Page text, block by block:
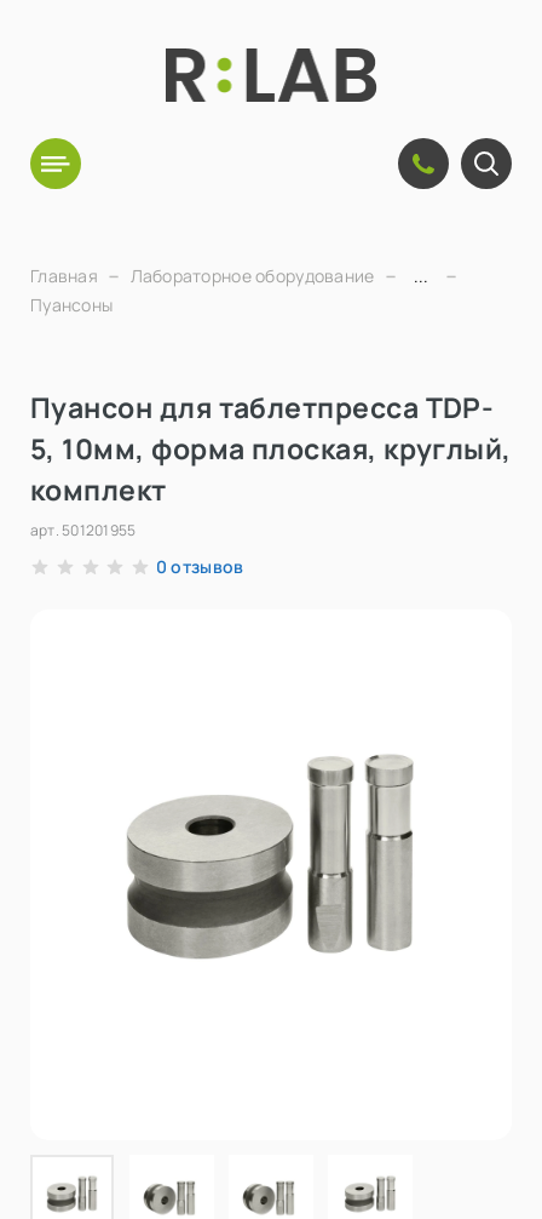
Главная Лабораторное оборудование
...
Пуансоны
Пуансон для таблетпресса TDP-
5, 10мм, форма плоская, круглый,
комплект
арт. 501201955
0 отзывов